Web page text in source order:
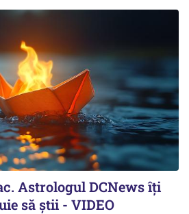
Astrologul DCNews îți
să știi - VIDEO